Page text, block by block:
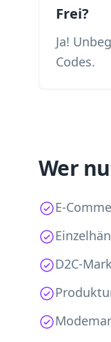
Frei?
Ja!
Codes.
Wer
E-
D2C-